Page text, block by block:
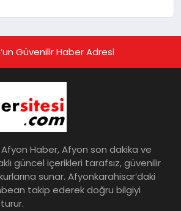
Güvenilir Haber Adresi
Haber, Afyon son dakika ve
güncel içerikleri tarafsız, güvenilir
sunar. Afyonkarahisar’daki
takip ederek doğru bilgiyi